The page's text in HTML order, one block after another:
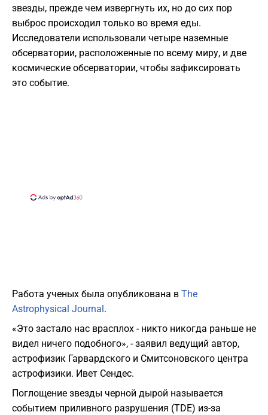
звезды, прежде чем извергнуть их, но до сих пор
выброс происходил только во время еды.
Исследователи использовали четыре наземные
обсерватории, расположенные по всему миру, и две
космические обсерватории, чтобы зафиксировать
это событие.
Работа ученых была опубликована в The
Astrophysical Journal .
«Это застало нас врасплох - никто никогда раньше не
видел ничего подобного», - заявил ведущий автор,
астрофизик Гарвардского и Смитсоновского центра
астрофизики. Ивет Сендес.
Поглощение звезды черной дырой называется
событием приливного разрушения (TDE) из-за